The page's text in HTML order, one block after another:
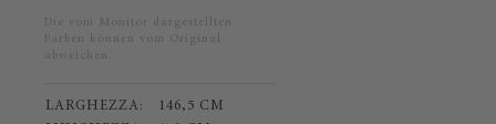
Die vom Monitor dargestellten
Farben können vom Original
abweichen.
LARGHEZZA:
146,5 CM